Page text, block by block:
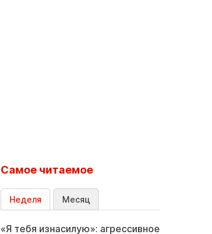
Самое читаемое
Неделя Месяц
«Я тебя изнасилую»: агрессивное